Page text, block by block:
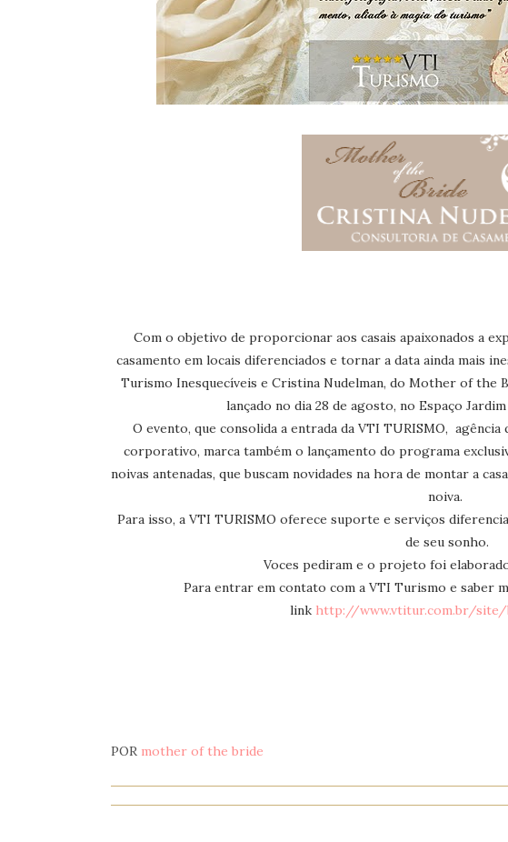
Com o objetivo de proporcionar aos casais apaixonados a
casamento em locais diferenciados e tornar a data ainda mais
Turismo Inesquecíveis e Cristina Nudelman, do Mother of the
lançado no dia 28 de agosto, no Espaço
O evento, que consolida a entrada da VTI TURISMO,
corporativo, marca também o lançamento do programa
noivas antenadas, que buscam novidades na hora de montar a
noiva.
Para isso, a VTI TURISMO oferece suporte e serviços
de seu sonho.
Voces pediram e o projeto foi
Para entrar em contato com a VTI Turismo e saber
link http://www.vtitur.com.br/
POR mother of the bride